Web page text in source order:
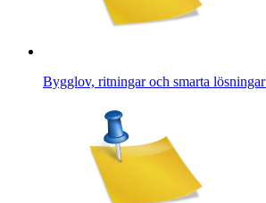
Bygglov, ritningar och smarta